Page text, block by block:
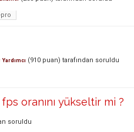
Yardımcı (910 puan) tarafından soruldu
oranını yükseltir mi ?
soruldu